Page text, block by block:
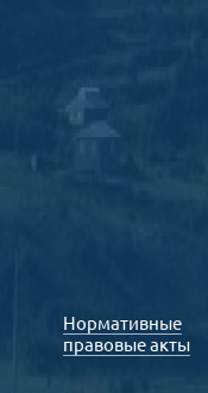
Нормативные
правовые акты